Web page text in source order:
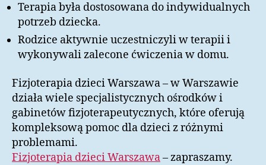
Terapia była dostosowana do indywidualnych
potrzeb dziecka.
Rodzice aktywnie uczestniczyli w terapii i
wykonywali zalecone ćwiczenia w domu.
Fizjoterapia dzieci Warszawa – w Warszawie
działa wiele specjalistycznych ośrodków i
gabinetów fizjoterapeutycznych, które oferują
kompleksową pomoc dla dzieci z różnymi
problemami.
Fizjoterapia dzieci Warszawa– zapraszamy.